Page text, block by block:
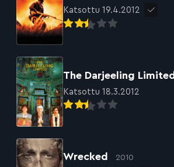
Katsottu 19.4.2012
The Darjeeling Limited
Katsottu 18.3.2012
Wrecked 2010